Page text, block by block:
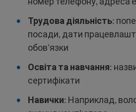
Трудова діяльність:
посади, дати
обов'язки
Освіта та навчання:
сертифікати
Навички: Наприклад,